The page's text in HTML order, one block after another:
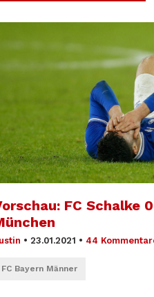
FC Schalke
• 23.01.2021 • 44
FC Bayern Männer